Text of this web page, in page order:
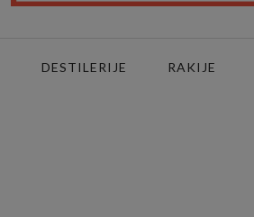
DESTILERIJE RAKIJE